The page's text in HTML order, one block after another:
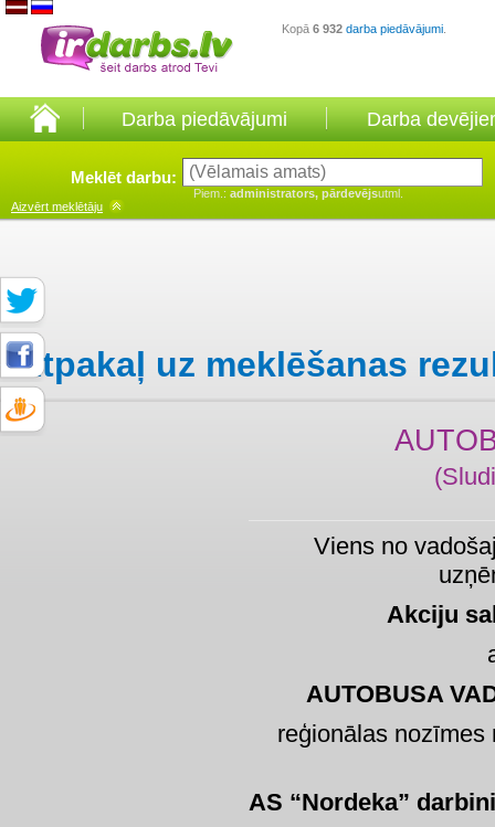
Kopā 6 932 darba piedāvājumi
Darba piedāvājumi Darba
Meklēt darbu:
Piem.: administrators, pārdevējsutml.
Aizvērt meklētāju
Atpakaļ uz meklēšanas
Viens no
Akciju
AUTOBUSA
reģionālas nozīmes
AS “Nordeka”